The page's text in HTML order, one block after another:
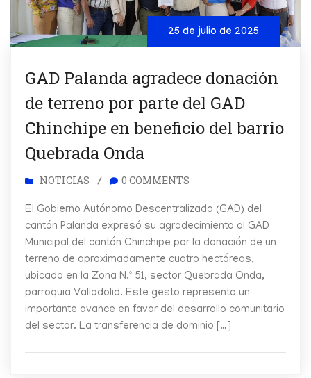
25 de julio de 2025
GAD Palanda agradece donación
de terreno por parte del GAD
Chinchipe en beneficio del barrio
Quebrada Onda
NOTICIAS / 0 COMMENTS
El Gobierno Autónomo Descentralizado (GAD) del
cantón Palanda expresó su agradecimiento al GAD
Municipal del cantón Chinchipe por la donación de un
terreno de aproximadamente cuatro hectáreas,
ubicado en la Zona N.º 51, sector Quebrada Onda,
parroquia Valladolid. Este gesto representa un
importante avance en favor del desarrollo comunitario
del sector. La transferencia de dominio […]